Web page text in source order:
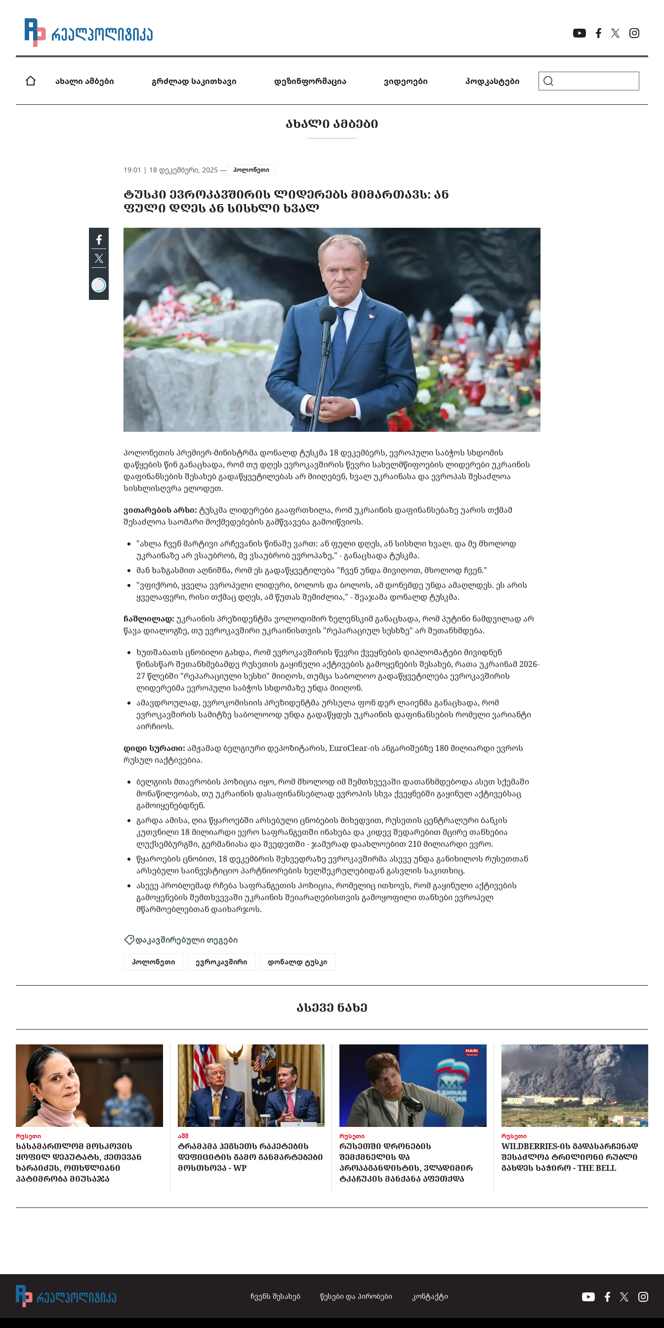
ახალი ამბები გრძლად საკითხავი დეზინფორმაცია ვიდეოები პოდკასტები
ᲐᲮᲐᲚᲘ ᲐᲛᲑᲔᲑᲘ
19:01 | 18 დეკემბერი, 2025 — პოლონეთი
ᲢᲣᲡᲙᲘ ᲔᲕᲠᲝᲙᲐᲕᲨᲘᲠᲘᲡ ᲚᲘᲓᲔᲠᲔᲑᲡ ᲛᲘᲛᲐᲠᲗᲐᲕᲡ: ᲐᲜ
ᲤᲣᲚᲘ ᲓᲦᲔᲡ ᲐᲜ ᲡᲘᲡᲮᲚᲘ ᲮᲕᲐᲚ
პოლონეთის პრემიერ-მინისტრმა დონალდ ტუსკმა 18 დეკემბერს, ევროპული საბჭოს სხდომის
დაწყების წინ განაცხადა, რომ თუ დღეს ევროკავშირის წევრი სახელმწიფოების ლიდერები უკრაინის
დაფინანსების შესახებ გადაწყვეტილებას არ მიიღებენ, ხვალ უკრაინასა და ევროპას შესაძლოა
სისხლისღვრა ელოდეთ.
ვითარების არსი: ტუსკმა ლიდერები გააფრთხილა, რომ უკრაინის დაფინანსებაზე უარის თქმამ
შესაძლოა საომარი მოქმედებების გამწვავება გამოიწვიოს.
"ახლა ჩვენ მარტივი არჩევანის წინაშე ვართ: ან ფული დღეს, ან სისხლი ხვალ. და მე მხოლოდ
უკრაინაზე არ ვსაუბრობ, მე ვსაუბრობ ევროპაზე," - განაცხადა ტუსკმა.
მან ხაზგასმით აღნიშნა, რომ ეს გადაწყვეტილება "ჩვენ უნდა მივიღოთ, მხოლოდ ჩვენ."
"ვფიქრობ, ყველა ევროპელი ლიდერი, ბოლოს და ბოლოს, ამ დონემდე უნდა ამაღლდეს. ეს არის
ყველაფერი, რისი თქმაც დღეს, ამ წუთას შემიძლია," - შეაჯამა დონალდ ტუსკმა.
ჩაშლილად: უკრაინის პრეზიდენტმა ვოლოდიმირ ზელენსკიმ განაცხადა, რომ პუტინი ნამდვილად არ
წავა დიალოგზე, თუ ევროკავშირი უკრაინისთვის "რეპარაციულ სესხზე" არ შეთანხმდება.
ხუთშაბათს ცნობილი გახდა, რომ ევროკავშირის წევრი ქვეყნების დიპლომატები მივიდნენ
წინასწარ შეთანხმებამდე რუსეთის გაყინული აქტივების გამოყენების შესახებ, რათა უკრაინამ 2026-
27 წლებში "რეპარაციული სესხი" მიიღოს, თუმცა საბოლოო გადაწყვეტილება ევროკავშირის
ლიდერებმა ევროპული საბჭოს სხდომაზე უნდა მიიღონ.
ამავდროულად, ევროკომისიის პრეზიდენტმა ურსულა ფონ დერ ლაიენმა განაცხადა, რომ
ევროკავშირის სამიტზე საბოლოოდ უნდა გადაწყდეს უკრაინის დაფინანსების რომელი ვარიანტი
აირჩიოს.
დიდი სურათი: ამჟამად ბელგიური დეპოზიტარის, EuroClear-ის ანგარიშებზე 180 მილიარდი ევროს
რუსულ იაქტივებია.
ბელგიის მთავრობის პოზიცია იყო, რომ მხოლოდ იმ შემთხვევაში დათანხმდებოდა ასეთ სქემაში
მონაწილეობას, თუ უკრაინის დასაფინანსებლად ევროპის სხვა ქვეყნებში გაყინულ აქტივებსაც
გამოიყენებდნენ.
გარდა ამისა, ღია წყაროებში არსებული ცნობების მიხედვით, რუსეთის ცენტრალური ბანკის
კუთვნილი 18 მილიარდი ევრო საფრანგეთში ინახება და კიდევ შედარებით მცირე თანხებია
ლუქსემბურგში, გერმანიასა და შვედეთში - ჯამურად დაახლოებით 210 მილიარდი ევრო.
წყაროების ცნობით, 18 დეკემბრის შეხვედრაზე ევროკავშირმა ასევე უნდა განიხილოს რუსეთთან
არსებული საინვესტიციო პარტნიორების ხელშეკრულებიდან გასვლის საკითხიც.
ასევე პრობლემად რჩება საფრანგეთის პოზიცია, რომელიც ითხოვს, რომ გაყინული აქტივების
გამოყენების შემთხვევაში უკრაინის შეიარაღებისთვის გამოყოფილი თანხები ევროპელ
მწარმოებლებთან დაიხარჯოს.
დაკავშირებული თეგები
პოლონეთი ევროკავშირი დონალდ ტუსკი
ᲐᲡᲔᲕᲔ ᲜᲐᲮᲔ
რუსეთი
ᲡᲐᲡᲐᲛᲐᲠᲗᲚᲝᲛ ᲛᲝᲡᲙᲝᲕᲘᲡ
ᲧᲝᲤᲘᲚ ᲓᲔᲞᲣᲢᲐᲢᲡ, ᲥᲔᲗᲔᲕᲐᲜ
ᲮᲐᲠᲐᲘᲫᲔᲡ, ᲝᲗᲮᲬᲚᲘᲐᲜᲘ
ᲞᲐᲢᲘᲛᲠᲝᲑᲐ ᲛᲘᲣᲡᲐᲯᲐ
აშშ
ᲢᲠᲐᲛᲞᲛᲐ ᲰᲔᲒᲡᲔᲗᲡ ᲠᲐᲙᲔᲢᲔᲑᲘᲡ
ᲓᲔᲤᲘᲪᲘᲢᲘᲡ ᲒᲐᲛᲝ ᲒᲐᲜᲛᲐᲠᲢᲔᲑᲔᲑᲘ
ᲛᲝᲡᲗᲮᲝᲕᲐ - WP
რუსეთი
ᲠᲣᲡᲔᲗᲨᲘ ᲓᲠᲝᲜᲔᲑᲘᲡ
ᲨᲔᲛᲥᲛᲜᲔᲚᲘᲡ ᲓᲐ
ᲞᲠᲝᲞᲐᲒᲐᲜᲓᲘᲡᲢᲘᲡ, ᲕᲚᲐᲓᲘᲛᲘᲠ
ᲢᲙᲐᲩᲣᲙᲘᲡ ᲛᲐᲜᲥᲐᲜᲐ ᲐᲤᲔᲗᲥᲓᲐ
რუსეთი
WILDBERRIES-ᲘᲡ ᲒᲐᲓᲐᲡᲐᲠᲩᲔᲜᲐᲓ
ᲨᲔᲡᲐᲫᲚᲝᲐ ᲢᲠᲘᲚᲘᲝᲜᲘ ᲠᲣᲑᲚᲘ
ᲒᲐᲮᲓᲔᲡ ᲡᲐᲭᲘᲠᲝ - THE BELL
ჩვენს შესახებ წესები და პირობები კონტაქტი